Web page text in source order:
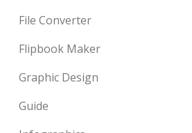
File Converter
Flipbook Maker
Graphic Design
Guide